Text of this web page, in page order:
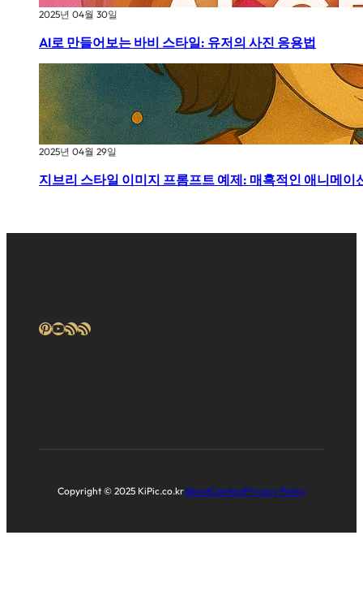
2025년 04월 30일
AI로 만들어보는 바비 스타일: 유저의 사진 응용법
2025년 04월 29일
지브리 스타일 이미지 프롬프트 예제: 매혹적인 애니메이
Pinterest
YouTube
RSS 피드RSS 피드
Copyright © 2025 KiPic.co.krAboutContactPrivacy Policy